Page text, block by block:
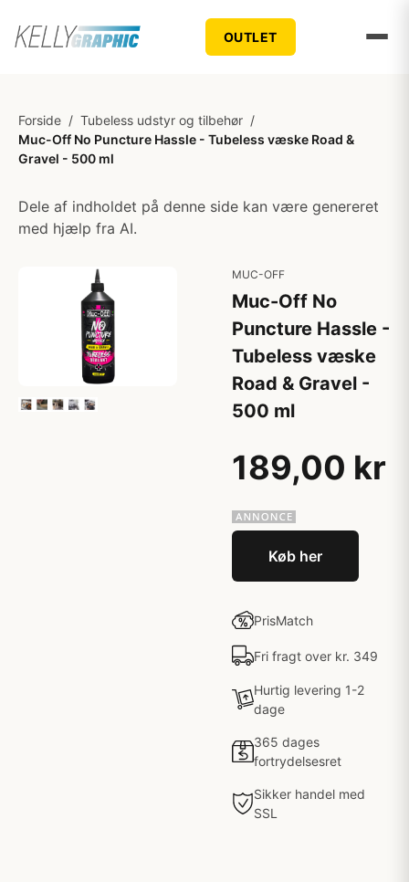
OUTLET
Forside / Tubeless udstyr og tilbehør /
Muc-Off No Puncture Hassle - Tubeless væske Road &
Gravel - 500 ml
Dele af indholdet på denne side kan være genereret
med hjælp fra AI.
MUC-OFF
Muc-Off No
Puncture Hassle -
Tubeless væske
Road & Gravel -
500 ml
189,00 kr
Køb her
PrisMatch
Fri fragt over kr. 349
Hurtig levering 1-2
dage
365 dages
fortrydelsesret
Sikker handel med
SSL